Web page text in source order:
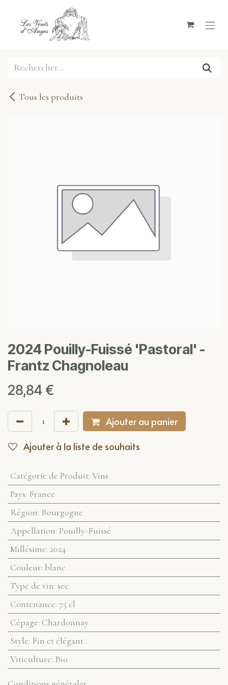
Se rendre au contenu
Tous les produits
2024 Pouilly-Fuissé 'Pastoral' -
Frantz Chagnoleau
28,84€
Ajouter au panier
Ajouter à la liste de souhaits
Catégorie de Produit: Vins
Pays: France
Région: Bourgogne
Appellation: Pouilly-Fuissé
Millésime: 2024
Couleur: blanc
Type de vin: sec
Contenance: 75 cl
Cépage: Chardonnay
Style: Fin et élégant
Viticulture: Bio